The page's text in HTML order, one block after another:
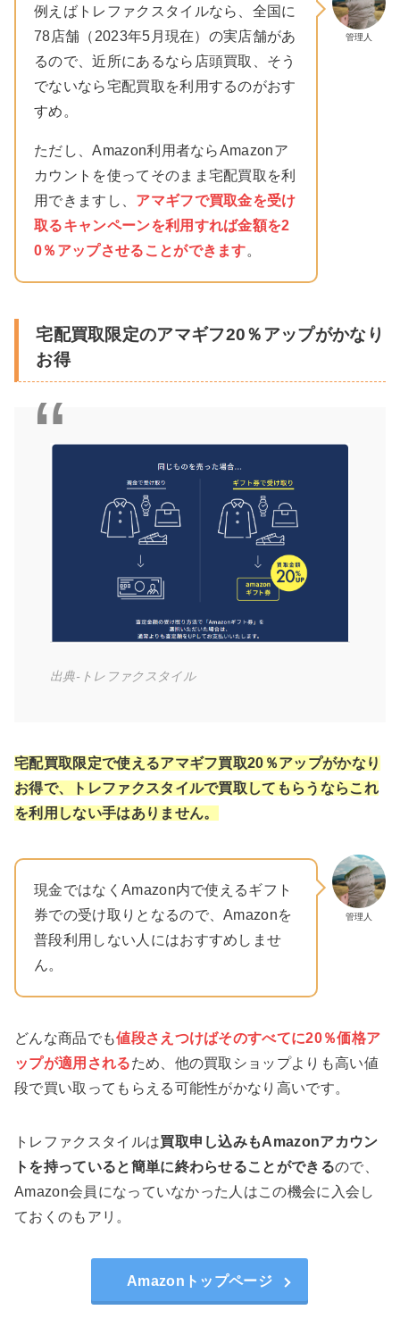
管理人
例えばトレファクスタイルなら、全国に
78店舗（2023年5月現在）の実店舗があ
るので、近所にあるなら店頭買取、そう
でないなら宅配買取を利用するのがおす
すめ。
ただし、Amazon利用者ならAmazonア
カウントを使ってそのまま宅配買取を利
用できますし、 アマギフで買取金を受け
取るキャンペーンを利用すれば金額を2
0％アップさせることができます。
宅配買取限定のアマギフ20％アップがかなり
お得
出典-トレファクスタイル
宅配買取限定で使えるアマギフ買取20％アップがかなり
お得で、トレファクスタイルで買取してもらうならこれ
を利用しない手はありません。
管理人
現金ではなくAmazon内で使えるギフト
券での受け取りとなるので、Amazonを
普段利用しない人にはおすすめしませ
ん。
どんな商品でも値段さえつけばそのすべてに20％価格ア
ップが適用されるため、他の買取ショップよりも高い値
段で買い取ってもらえる可能性がかなり高いです。
トレファクスタイルは買取申し込みもAmazonアカウン
トを持っていると簡単に終わらせることができるので、
Amazon会員になっていなかった人はこの機会に入会し
ておくのもアリ。
Amazonトップページ